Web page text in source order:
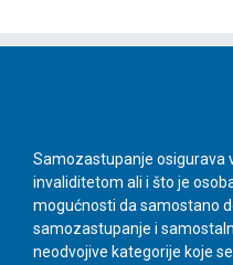
Samozastupanje osigurava
invaliditetom ali i što je
mogućnosti da samostano
samozastupanje i
neodvojive kategorije koje